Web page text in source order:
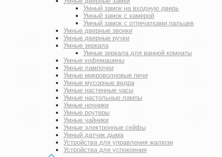
Умный замок на входную дверь
Умный замок с камерой
Умный замок с отпечатками пальцев
Умные дверные звонки
Умные дверные ручки
Умные зеркала
Умные зеркала для ванной комнаты
Умные кофемашины
Умные лампочки
Умные микроволновые печи
Умные мусорные ведра
Умные настенные часы
Умные настольные лампы
Умные ночники
Умные роутеры
Умные чайники
Умные электронные сейфы
Умный датчик дыма
Устройства для управления жалюзи
Устройства для успокоения